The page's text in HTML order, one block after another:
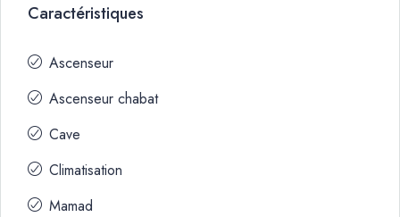
Caractéristiques
Ascenseur
Ascenseur chabat
Cave
Climatisation
Mamad